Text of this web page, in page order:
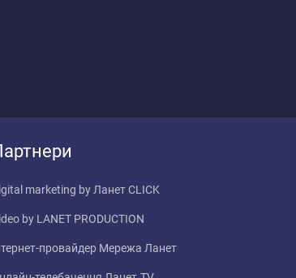
marketing by Ланет CLICK
by LANET PRODUCTION
провайдер Мережа Ланет